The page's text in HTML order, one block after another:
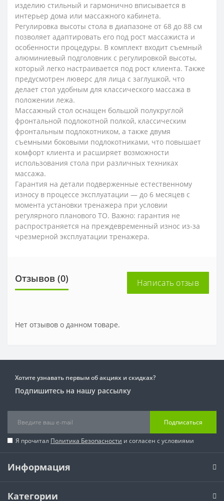
изделию стильный и гармонично вписывается в
интерьер дома или массажного кабинета.
Регулировка высоты стола в диапазоне от 68 до 88 см
позволяет адаптировать его под рост массажиста и
особенности процедуры. В комплект входит съемный
алюминиевый подголовник с регулировкой высоты,
который легко настраивается под рост клиента. Также
предусмотрен люверс для лица с заглушкой, что
делает стол удобным для классического массажа в
положении лежа.
Массажный стол оснащен большой полукруглой
фронтальной подлокотной полкой, классическим
фронтальным подлокотником, а также двумя
съемными боковыми подлокотниками, что повышает
комфорт клиента и расширяет возможности
использования стола при различных техниках
массажа.
Гарантия на детали подверженные естественному
износу в процессе эксплуатации — до 6 месяцев с
момента установки тренажера при условии
регулярного планового ТО. Важно: гарантия не
распространяется на преждевременный износ из-за
чрезмерной эксплуатации тренажера.
Отзывов (0) Написать отзыв
Нет отзывов о данном товаре.
Хотите узнавать первым об акциях и скидках?
Подпишитесь на нашу рассылку
Подписаться
Я прочитал Политика Безопасности и согласен с условиями
Информация
Категории